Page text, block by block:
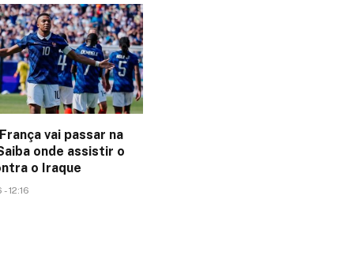
vai passar na
onde assistir o
o Iraque
12:16